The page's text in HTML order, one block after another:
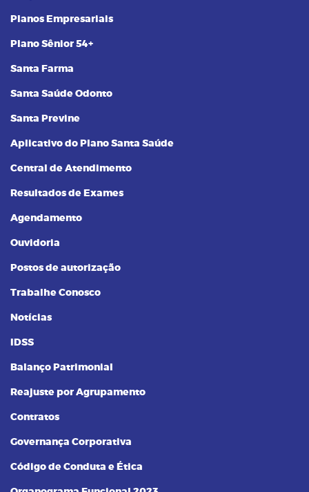
Planos Empresariais
Plano Sênior 54+
Santa Farma
Santa Saúde Odonto
Santa Previne
Aplicativo do Plano Santa Saúde
Central de Atendimento
Resultados de Exames
Agendamento
Ouvidoria
Postos de autorização
Trabalhe Conosco
Notícias
IDSS
Balanço Patrimonial
Reajuste por Agrupamento
Contratos
Governança Corporativa
Código de Conduta e Ética